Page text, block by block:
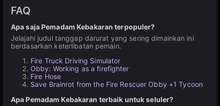
FAQ
Apa saja Pemadam Kebakaran terpopuler?
Jelajahi judul tanggap darurat yang sering dimainkan ini
berdasarkan keterlibatan pemain.
Fire Truck Driving Simulator
Obby: Working as a firefighter
Fire Hose
Save Brainrot from the Fire Rescuer Obby +1 Tycoon
Apa Pemadam Kebakaran terbaik untuk seluler?